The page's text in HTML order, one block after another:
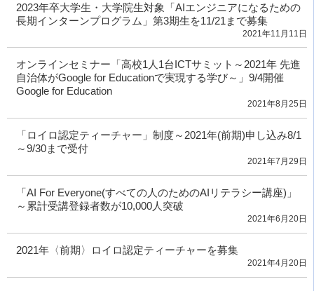
2023年卒大学生・大学院生対象「AIエンジニアになるための
長期インターンプログラム」第3期生を11/21まで募集
2021年11月11日
オンラインセミナー「高校1人1台ICTサミット～2021年 先進
自治体がGoogle for Educationで実現する学び～」9/4開催
Google for Education
2021年8月25日
「ロイロ認定ティーチャー」制度～2021年(前期)申し込み8/1
～9/30まで受付
2021年7月29日
「AI For Everyone(すべての人のためのAIリテラシー講座)」
～累計受講登録者数が10,000人突破
2021年6月20日
2021年〈前期〉ロイロ認定ティーチャーを募集
2021年4月20日